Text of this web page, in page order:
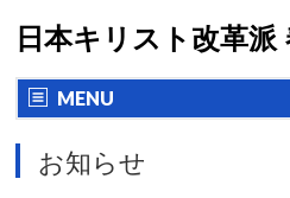
日本キリスト改革派
MENU
お知らせ